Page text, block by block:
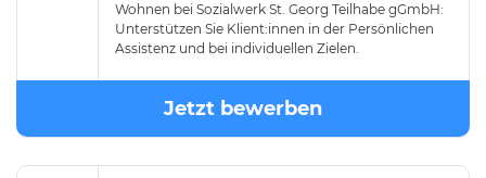
Wohnen bei Sozialwerk St. Georg Teilhabe gGmbH:
Unterstützen Sie Klient:innen in der Persönlichen
Assistenz und bei individuellen Zielen.
Jetzt bewerben